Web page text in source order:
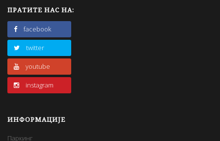
ПРАТИТЕ НАС НА:
facebook
twitter
youtube
instagram
ИНФОРМАЦИЈЕ
Паркинг